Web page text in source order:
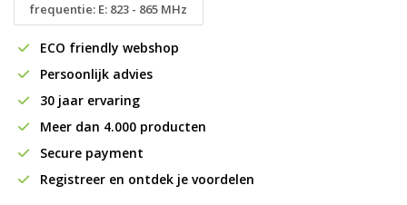
frequentie: E: 823 - 865 MHz
ECO friendly webshop
Persoonlijk advies
30 jaar ervaring
Meer dan 4.000 producten
Secure payment
Registreer en ontdek je voordelen